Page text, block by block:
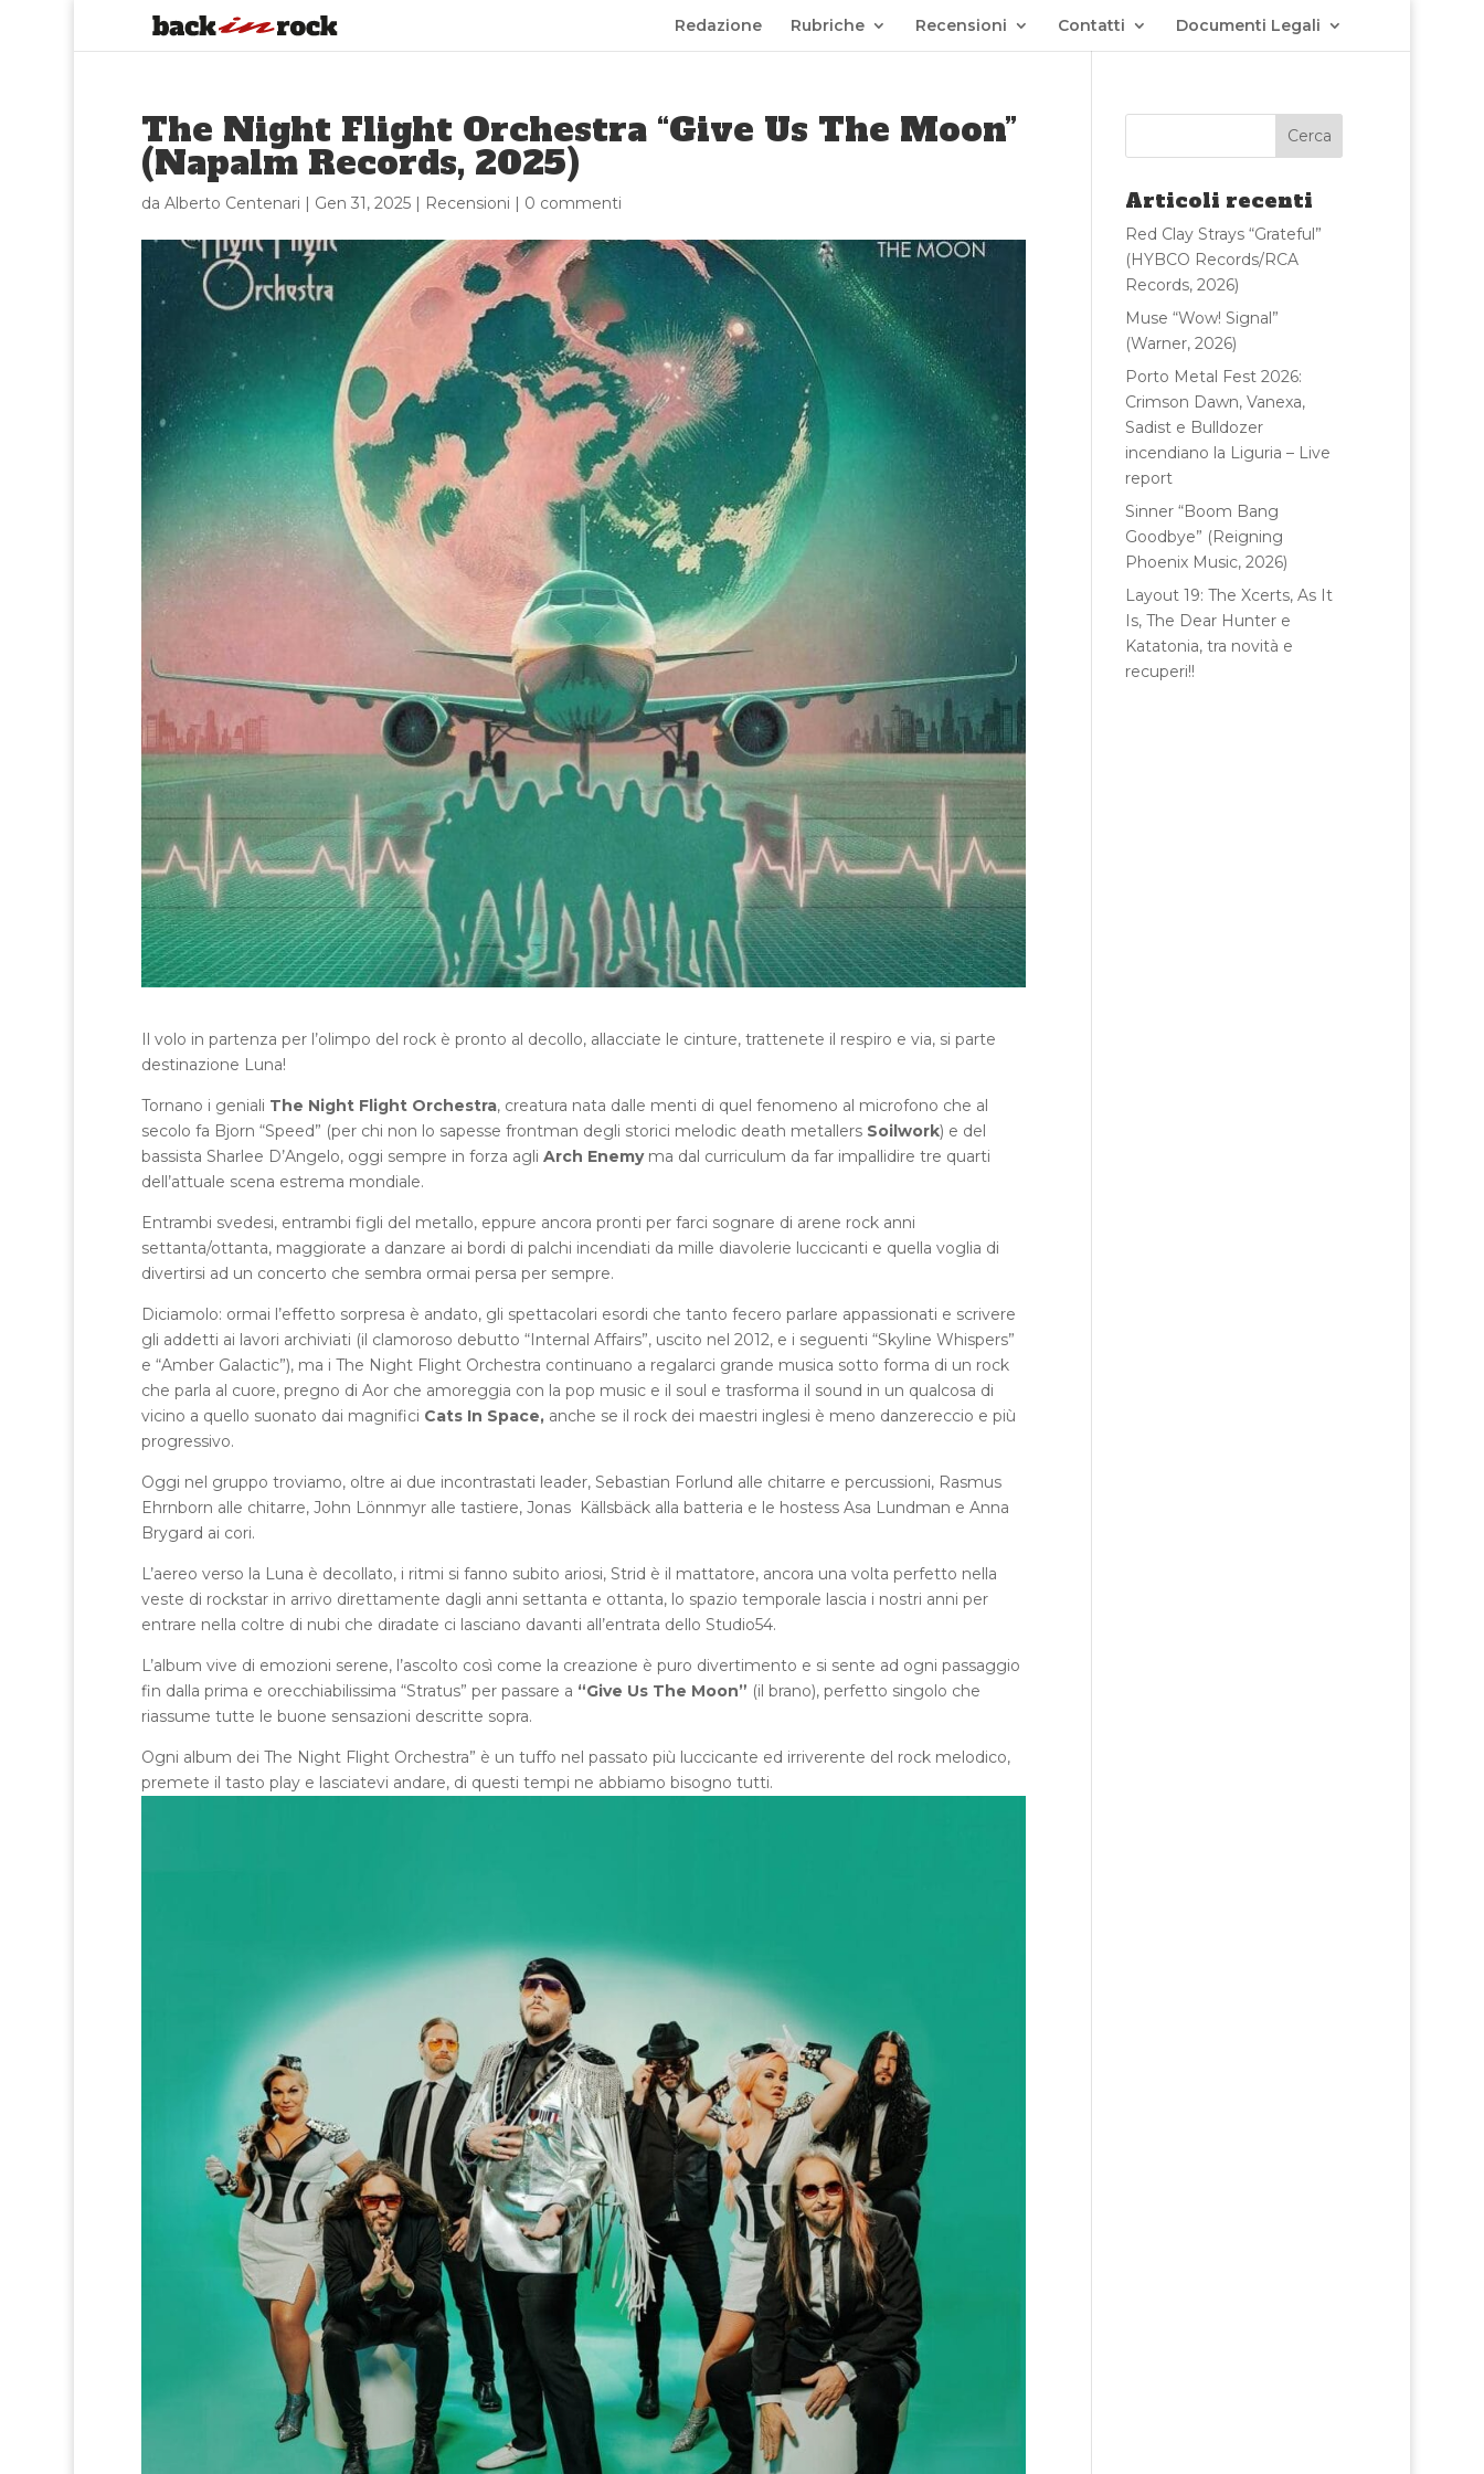
Redazione Rubriche Recensioni Contatti Documenti Legali
The Night Flight Orchestra “Give Us The Moon”
(Napalm Records, 2025)
da Alberto Centenari | Gen 31, 2025| Recensioni | 0 commenti
Il volo in partenza per l’olimpo del rock è pronto al decollo, allacciate le cinture, trattenete il respiro e via, si parte
destinazione Luna!
Tornano i geniali The Night Flight Orchestra, creatura nata dalle menti di quel fenomeno al microfono che al
secolo fa Bjorn “Speed” (per chi non lo sapesse frontman degli storici melodic death metallers Soilwork) e del
bassista Sharlee D’Angelo, oggi sempre in forza agli Arch Enemyma dal curriculum da far impallidire tre quarti
dell’attuale scena estrema mondiale.
Entrambi svedesi, entrambi figli del metallo, eppure ancora pronti per farci sognare di arene rock anni
settanta/ottanta, maggiorate a danzare ai bordi di palchi incendiati da mille diavolerie luccicanti e quella voglia di
divertirsi ad un concerto che sembra ormai persa per sempre.
Diciamolo: ormai l’effetto sorpresa è andato, gli spettacolari esordi che tanto fecero parlare appassionati e scrivere
gli addetti ai lavori archiviati (il clamoroso debutto “Internal Affairs”, uscito nel 2012, e i seguenti “Skyline Whispers”
e “Amber Galactic”), ma i The Night Flight Orchestra continuano a regalarci grande musica sotto forma di un rock
che parla al cuore, pregno di Aor che amoreggia con la pop music e il soul e trasforma il sound in un qualcosa di
vicino a quello suonato dai magnifici Cats In Space,anche se il rock dei maestri inglesi è meno danzereccio e più
progressivo.
Oggi nel gruppo troviamo, oltre ai due incontrastati leader, Sebastian Forlund alle chitarre e percussioni, Rasmus
Ehrnborn alle chitarre, John Lönnmyr alle tastiere, Jonas Källsbäck alla batteria e le hostess Asa Lundman e Anna
Brygard ai cori.
L’aereo verso la Luna è decollato, i ritmi si fanno subito ariosi, Strid è il mattatore, ancora una volta perfetto nella
veste di rockstar in arrivo direttamente dagli anni settanta e ottanta, lo spazio temporale lascia i nostri anni per
entrare nella coltre di nubi che diradate ci lasciano davanti all’entrata dello Studio54.
L’album vive di emozioni serene, l’ascolto così come la creazione è puro divertimento e si sente ad ogni passaggio
fin dalla prima e orecchiabilissima “Stratus” per passare a “Give Us The Moon” (il brano), perfetto singolo che
riassume tutte le buone sensazioni descritte sopra.
Ogni album dei The Night Flight Orchestra” è un tuffo nel passato più luccicante ed irriverente del rock melodico,
premete il tasto play e lasciatevi andare, di questi tempi ne abbiamo bisogno tutti.
Articoli recenti
Red Clay Strays “Grateful”
(HYBCO Records/RCA
Records, 2026)
Muse “Wow! Signal”
(Warner, 2026)
Porto Metal Fest 2026:
Crimson Dawn, Vanexa,
Sadist e Bulldozer
incendiano la Liguria – Live
report
Sinner “Boom Bang
Goodbye” (Reigning
Phoenix Music, 2026)
Layout 19: The Xcerts, As It
Is, The Dear Hunter e
Katatonia, tra novità e
recuperi!!